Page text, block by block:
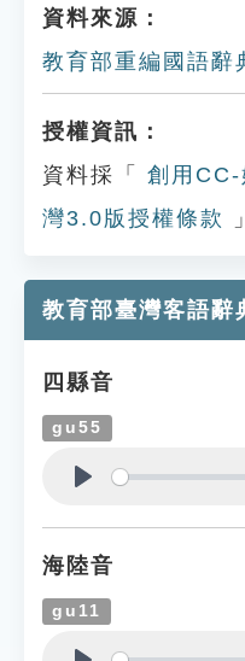
資料來源：
教育部重編國語辭
授權資訊：
資料採「
創用
灣3.0版授權條款
教育部臺灣客語辭
四縣音
gu55
海陸音
gu11